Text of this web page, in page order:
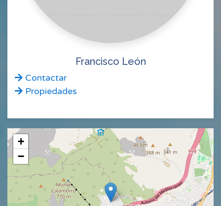
Francisco León
Contactar
Propiedades
+
−